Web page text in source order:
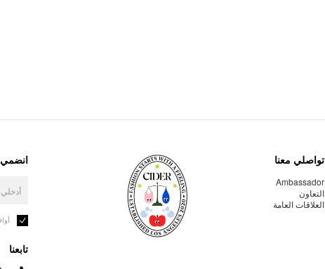
تواصلي معنا
Ambassador
التعاون
العلاقات العامة
انضمي
تابعنا